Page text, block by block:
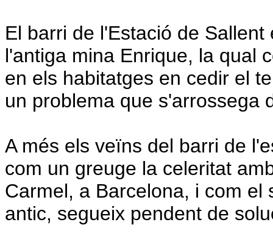
El barri de l'Estació de
l'antiga mina Enrique, la qual
en els habitatges en cedir el
un problema que s'arrossega
A més els veïns del barri de
com un greuge la celeritat
Carmel, a Barcelona, i com
antic, segueix pendent de